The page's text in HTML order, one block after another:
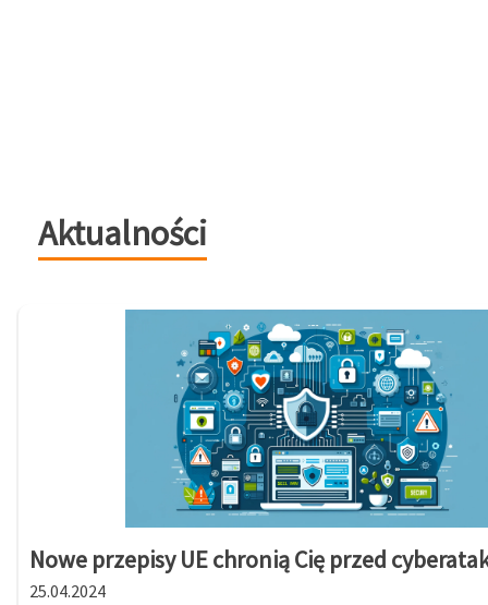
Aktualności
Nowe przepisy UE chronią Cię przed
25.04.2024